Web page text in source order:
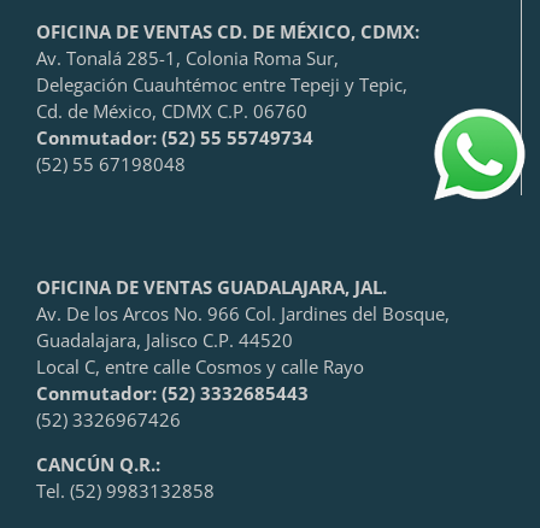
OFICINA DE VENTAS CD. DE MÉXICO, CDMX:
Av. Tonalá 285-1, Colonia Roma Sur,
Delegación Cuauhtémoc entre Tepeji y Tepic,
Cd. de México, CDMX C.P. 06760
Conmutador: (52) 55 55749734
(52) 55 67198048
OFICINA DE VENTAS GUADALAJARA, JAL.
Av. De los Arcos No. 966 Col. Jardines del Bosque,
Guadalajara, Jalisco C.P. 44520
Local C, entre calle Cosmos y calle Rayo
Conmutador: (52) 3332685443
(52) 3326967426
CANCÚN Q.R.:
Tel. (52) 9983132858